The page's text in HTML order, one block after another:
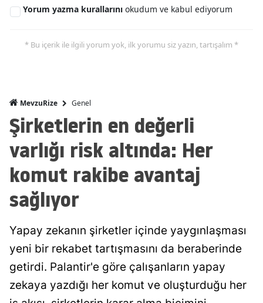
Yorum yazma kurallarını okudum ve kabul ediyorum
* Bu içerik ile ilgili yorum yok, ilk yorumu siz yazın, tartışalım *
MevzuRize Genel
Şirketlerin en değerli
varlığı risk altında: Her
komut rakibe avantaj
sağlıyor
Yapay zekanın şirketler içinde yaygınlaşması
yeni bir rekabet tartışmasını da beraberinde
getirdi. Palantir'e göre çalışanların yapay
zekaya yazdığı her komut ve oluşturduğu her